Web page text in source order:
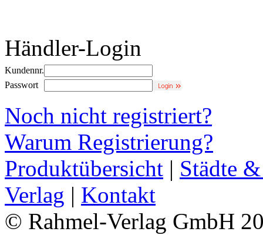
Händler-Login
Kundennr.
Passwort
Noch nicht registriert?
Warum Registrierung?
Produktübersicht | Städte
Verlag | Kontakt
© Rahmel-Verlag GmbH